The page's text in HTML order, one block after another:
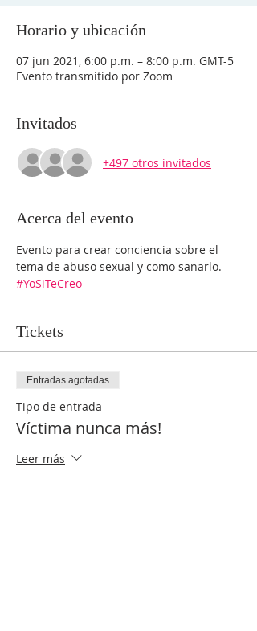
Horario y ubicación
07 jun 2021, 6:00 p.m. – 8:00 p.m. GMT-5
Evento transmitido por Zoom
Invitados
+497 otros invitados
Acerca del evento
Evento para crear conciencia sobre el
tema de abuso sexual y como sanarlo.
#YoSiTeCreo
Tickets
Entradas agotadas
Tipo de entrada
Víctima nunca más!
Leer más